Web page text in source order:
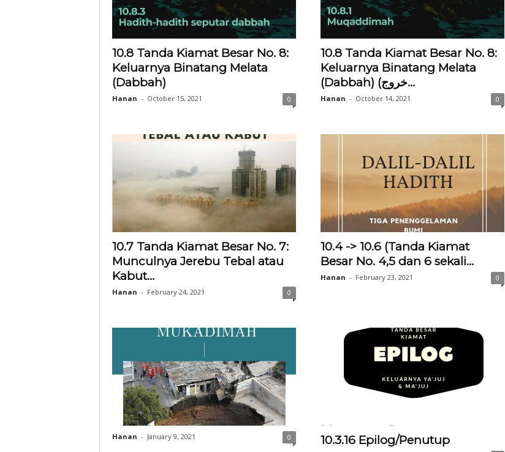
10.8 Tanda Kiamat Besar No. 8:
Keluarnya Binatang Melata
(Dabbah)
Hanan - October 15, 2021 0
10.8 Tanda Kiamat Besar No. 8:
Keluarnya Binatang Melata
(Dabbah) (خروج...
Hanan - October 14, 2021 0
10.7 Tanda Kiamat Besar No. 7:
Munculnya Jerebu Tebal atau
Kabut...
Hanan - February 24, 2021 0
10.4 -> 10.6 (Tanda Kiamat
Besar No. 4,5 dan 6 sekali...
Hanan - February 23, 2021 0
Hanan - January 9, 2021 0 10.3.16 Epilog/Penutup